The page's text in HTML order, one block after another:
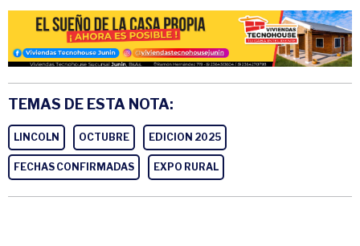
TEMAS DE ESTA NOTA:
LINCOLN OCTUBRE EDICION 2025
FECHAS CONFIRMADAS EXPO RURAL